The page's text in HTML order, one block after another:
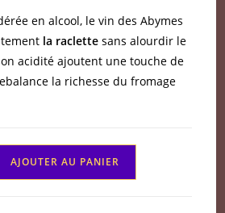
en alcool, le vin des Abymes
la raclette sans alourdir le
acidité ajoutent une touche de
la richesse du fromage
AJOUTER AU PANIER